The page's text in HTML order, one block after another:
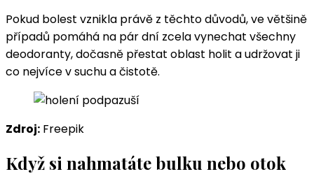
Pokud bolest vznikla právě z těchto důvodů, ve většině
případů pomáhá na pár dní zcela vynechat všechny
deodoranty, dočasně přestat oblast holit a udržovat ji
co nejvíce v suchu a čistotě.
Zdroj: Freepik
Když si nahmatáte bulku nebo otok